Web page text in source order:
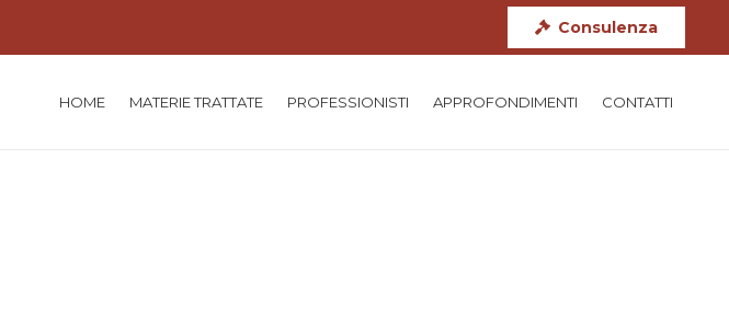
Consulenza
HOME MATERIE TRATTATE PROFESSIONISTI APPROFONDIMENTI CONTATTI